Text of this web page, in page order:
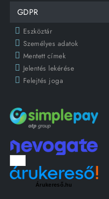
GDPR
Eszköztár
Személyes adatok
Mentett címek
Jelentés lekérése
Felejtés joga
Árukereső.hu